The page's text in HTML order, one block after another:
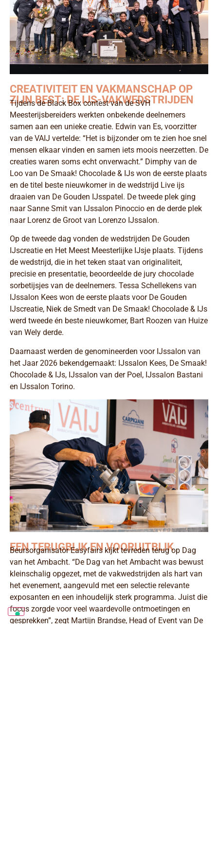
CREATIVITEIT EN VAKMANSCHAP OP
ZIJN BEST: DE IJS-VAKWEDSTRIJDEN
Tijdens de Black Box contest van de SVH
Meesterijsbereiders werkten onbekende deelnemers
samen aan een unieke creatie. Edwin van Es, voorzitter
van de VAIJ vertelde: “Het is bijzonder om te zien hoe snel
mensen elkaar vinden en samen iets moois neerzetten. De
creaties waren soms echt onverwacht.” Dimphy van de
Loo van De Smaak! Chocolade & IJs won de eerste plaats
en de titel beste nieuwkomer in de wedstrijd Live ijs
draaien van De Gouden IJsspatel. De tweede plek ging
naar Sanne Smit van IJssalon Pinoccio en de derde plek
naar Lorenz de Groot van Lorenzo IJssalon.
Op de tweede dag vonden de wedstrijden De Gouden
IJscreatie en Het Meest Meesterlijke IJsje plaats. Tijdens
de wedstrijd, die in het teken staat van originaliteit,
precisie en presentatie, beoordeelde de jury chocolade
sorbetijsjes van de deelnemers. Tessa Schellekens van
IJssalon Kees won de eerste plaats voor De Gouden
IJscreatie, Niek de Smedt van De Smaak! Chocolade & IJs
werd tweede én beste nieuwkomer, Bart Roozen van Huize
van Wely derde.
Daarnaast werden de genomineerden voor IJssalon van
het Jaar 2026 bekendgemaakt: IJssalon Kees, De Smaak!
Chocolade & IJs, IJssalon van der Poel, IJssalon Bastani
en IJssalon Torino.
EEN TERUGBLIK EN VOORUITBLIK
Beursorganisator Easyfairs kijkt tevreden terug op Dag
van het Ambacht. “De Dag van het Ambacht was bewust
kleinschalig opgezet, met de vakwedstrijden als hart van
het evenement, aangevuld met een selectie relevante
exposanten en een inhoudelijk sterk programma. Juist die
focus zorgde voor veel waardevolle ontmoetingen en
gesprekken”, zegt Martijn Brandse, Head of Event van De